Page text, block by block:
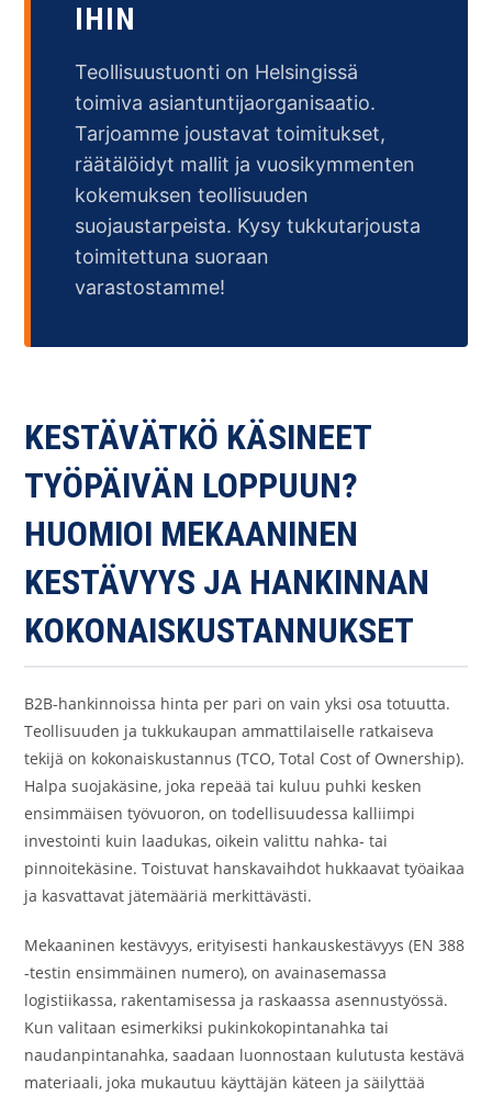
IHIN
Teollisuustuonti on Helsingissä
toimiva asiantuntijaorganisaatio.
Tarjoamme joustavat toimitukset,
räätälöidyt mallit ja vuosikymmenten
kokemuksen teollisuuden
suojaustarpeista. Kysy tukkutarjousta
toimitettuna suoraan
varastostamme!
KESTÄVÄTKÖ KÄSINEET
TYÖPÄIVÄN LOPPUUN?
HUOMIOI MEKAANINEN
KESTÄVYYS JA HANKINNAN
KOKONAISKUSTANNUKSET
B2B-hankinnoissa hinta per pari on vain yksi osa totuutta.
Teollisuuden ja tukkukaupan ammattilaiselle ratkaiseva
tekijä on kokonaiskustannus (TCO, Total Cost of Ownership).
Halpa suojakäsine, joka repeää tai kuluu puhki kesken
ensimmäisen työvuoron, on todellisuudessa kalliimpi
investointi kuin laadukas, oikein valittu nahka- tai
pinnoitekäsine. Toistuvat hanskavaihdot hukkaavat työaikaa
ja kasvattavat jätemääriä merkittävästi.
Mekaaninen kestävyys, erityisesti hankauskestävyys (EN 388
-testin ensimmäinen numero), on avainasemassa
logistiikassa, rakentamisessa ja raskaassa asennustyössä.
Kun valitaan esimerkiksi pukinkokopintanahka tai
naudanpintanahka, saadaan luonnostaan kulutusta kestävä
materiaali, joka mukautuu käyttäjän käteen ja säilyttää